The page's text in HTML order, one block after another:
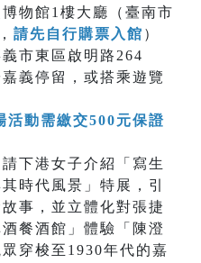
物館1樓大廳（臺南市
請先自行購票入館 ）
市東區啟明路264
義停留，或搭乘遊覽
活動需繳交500元保證
下港女子介紹「寫生
時代風景」特展，引
事，並立體化對張捷
餐酒館」體驗「陳澄
穿梭至1930年代的嘉